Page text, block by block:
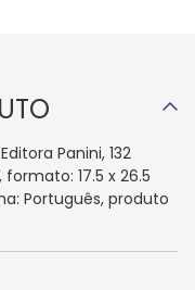
Panini, 132
17.5 x 26.5
Português, produto